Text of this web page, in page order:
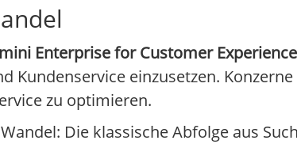
Enterprise for Customer Experience
Kundenservice einzusetzen.
zu optimieren.
Die klassische Abfolge aus